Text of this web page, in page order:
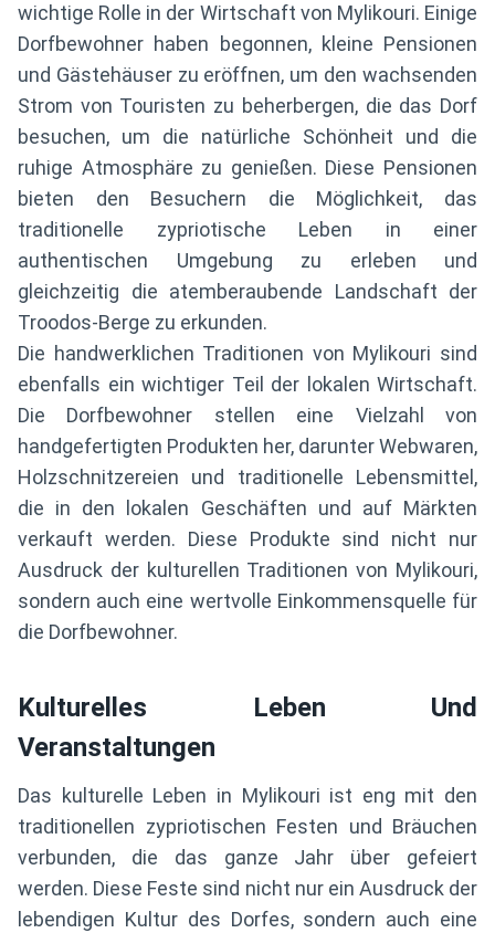
wichtige Rolle in der Wirtschaft von Mylikouri. Einige
Dorfbewohner haben begonnen, kleine Pensionen
und Gästehäuser zu eröffnen, um den wachsenden
Strom von Touristen zu beherbergen, die das Dorf
besuchen, um die natürliche Schönheit und die
ruhige Atmosphäre zu genießen. Diese Pensionen
bieten den Besuchern die Möglichkeit, das
traditionelle zypriotische Leben in einer
authentischen Umgebung zu erleben und
gleichzeitig die atemberaubende Landschaft der
Troodos-Berge zu erkunden.
Die handwerklichen Traditionen von Mylikouri sind
ebenfalls ein wichtiger Teil der lokalen Wirtschaft.
Die Dorfbewohner stellen eine Vielzahl von
handgefertigten Produkten her, darunter Webwaren,
Holzschnitzereien und traditionelle Lebensmittel,
die in den lokalen Geschäften und auf Märkten
verkauft werden. Diese Produkte sind nicht nur
Ausdruck der kulturellen Traditionen von Mylikouri,
sondern auch eine wertvolle Einkommensquelle für
die Dorfbewohner.
Kulturelles Leben Und
Veranstaltungen
Das kulturelle Leben in Mylikouri ist eng mit den
traditionellen zypriotischen Festen und Bräuchen
verbunden, die das ganze Jahr über gefeiert
werden. Diese Feste sind nicht nur ein Ausdruck der
lebendigen Kultur des Dorfes, sondern auch eine